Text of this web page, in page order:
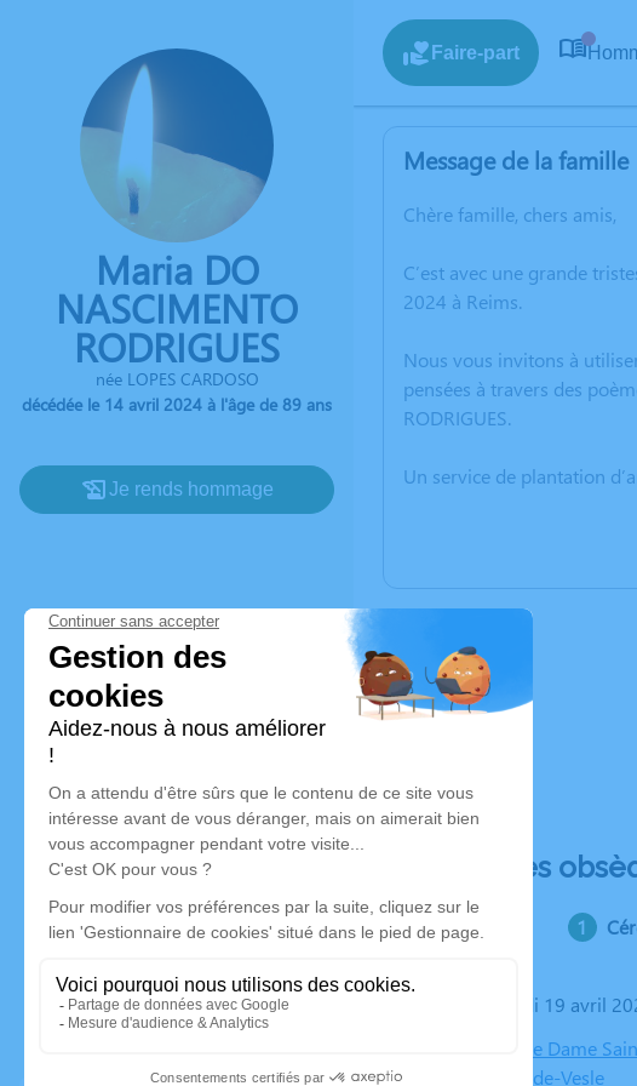
Maria DO
NASCIMENTO
RODRIGUES
née LOPES CARDOSO
décédée le 14 avril 2024 à l'âge de 89 ans
Je rends hommage
Faire-part
Message de la famille
Chère famille, chers amis,
C’est avec une grande
2024 à Reims.
Nous vous invitons à
pensées à travers des
RODRIGUES.
Un service de plantation
Déroulé des
Le vendredi 19 avril
Eglise Notre Dame
51360 Val-de-Vesle